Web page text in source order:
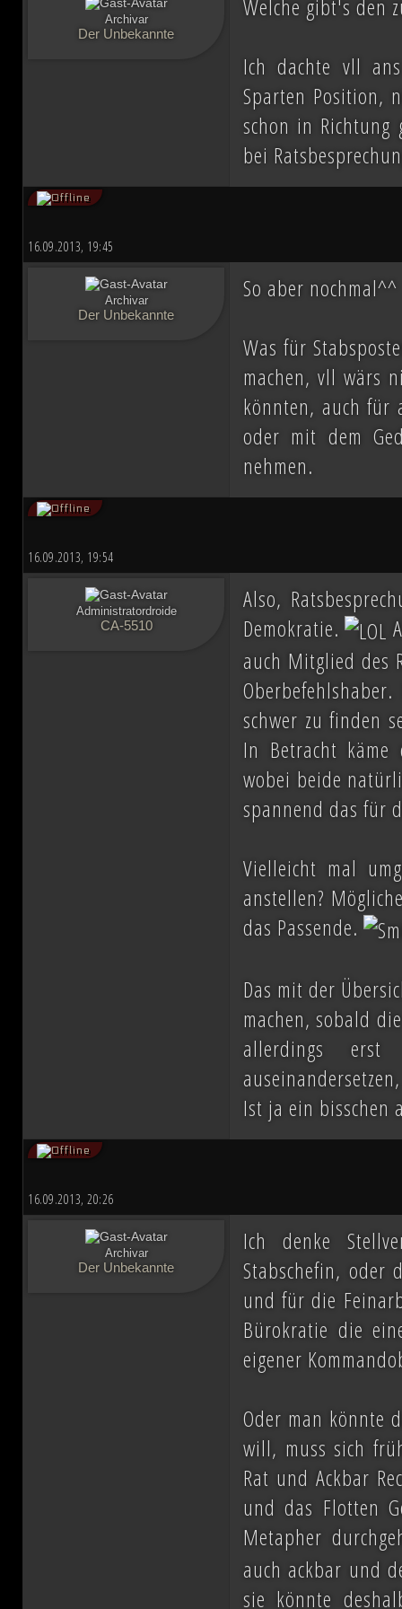
ihn mit der Einnahme von
Eindruck einer erneuten
sichert sich Vesperum die
Vernichtung aller Dissidenten und
Düstere Zeiten ziehen auf.
nun in weiter Ferne. Der Entscheid
fallen und niemand vermag auch
Planeten aussehen wird....
Archivar
Der Unbekannte
Welche gibt's den
Ich dachte vll
Sparten Position,
schon in Richtung
bei
16.09.2013, 19:45
Archivar
Der Unbekannte
So aber nochmal^^
Was für
machen, vll wärs
könnten, auch für
oder mit dem
nehmen.
16.09.2013, 19:54
Administratordroide
CA-5510
Also,
Demokratie.
auch Mitglied des
schwer zu finden
In Betracht
wobei beide
spannend das für
Vielleicht mal
anstellen?
das Passende.
Das mit der
machen, sobald
allerdings
Ist ja ein bisschen
16.09.2013, 20:26
Archivar
Der Unbekannte
Ich denke
Stabschefin, oder
und für die
Bürokratie die
eigener
Oder man könnte
will, muss sich
Rat und Ackbar
und das Flotten
Metapher
auch ackbar und
sie könnte